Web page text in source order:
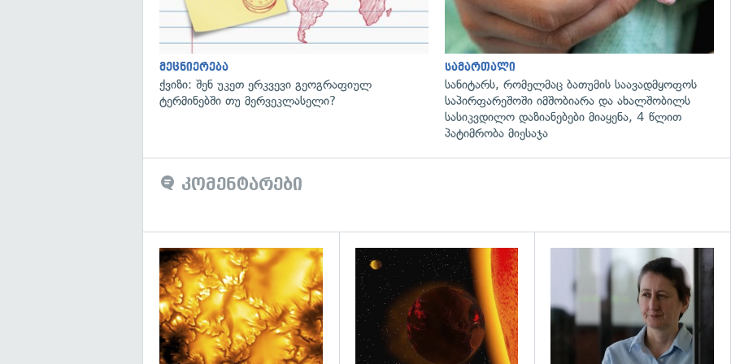
მეცნიერება
ქვიზი: შენ უკეთ ერკვევი გეოგრაფიულ
ტერმინებში თუ მერვეკლასელი?
სამართალი
სანიტარს, რომელმაც ბათუმის საავადმყოფოს
საპირფარეშოში იმშობიარა და ახალშობილს
სასიკვდილო დაზიანებები მიაყენა, 4 წლით
პატიმრობა მიესაჯა
კომენტარები
გადახედვა